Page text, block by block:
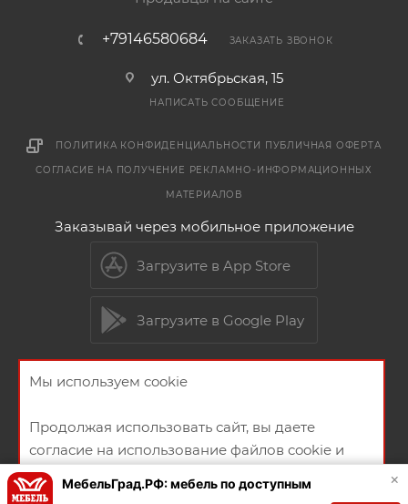
+79146580684 ЗАКАЗАТЬ ЗВОНОК
ул. Октябрьская, 15
НАПИСАТЬ СООБЩЕНИЕ
ПОЛИТИКА КОНФИДЕНЦИАЛЬНОСТИ ПУБЛИЧНАЯ ОФЕРТА
СОГЛАСИЕ НА ПОЛУЧЕНИЕ РЕКЛАМНО-ИНФОРМАЦИОННЫХ
МАТЕРИАЛОВ
Заказывай через мобильное приложение
Загрузите в App Store
Загрузите в Google Play
Мы используем cookie
Продолжая использовать сайт, вы даете
согласие на использование файлов cookie и
политикой конфиденциальности
×
МебельГрад.РФ: мебель по доступным